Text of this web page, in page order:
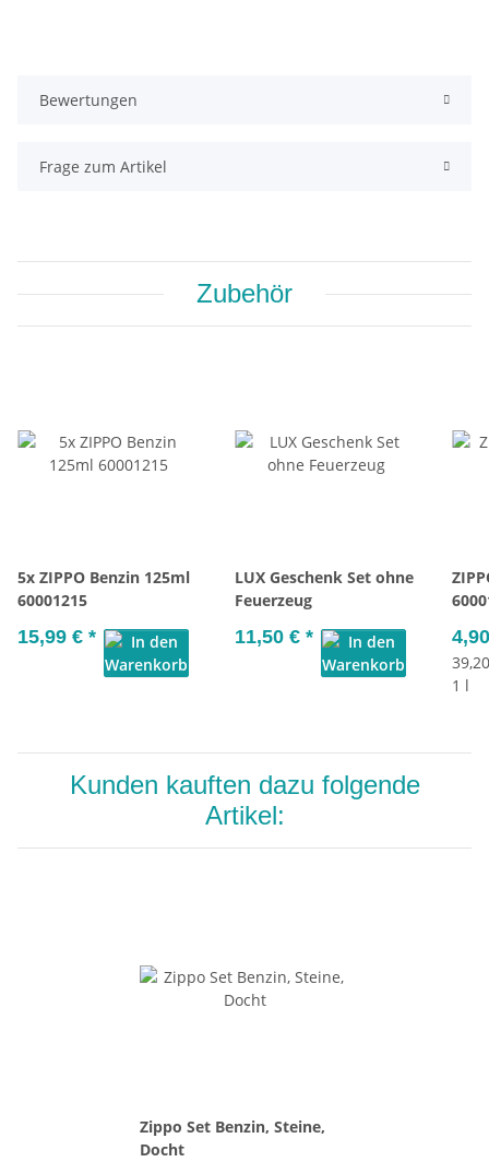
Bewertungen
Frage zum Artikel
Zubehör
5x ZIPPO Benzin 125ml
60001215
15,99 € *
LUX Geschenk Set ohne
Feuerzeug
11,50 € *
1 l
Kunden kauften dazu folgende
Artikel:
Zippo Set Benzin, Steine,
Docht